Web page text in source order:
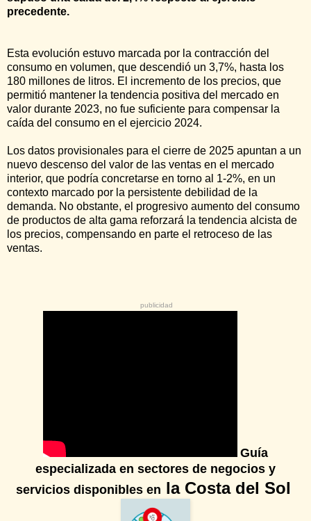
precedente.
Esta evolución estuvo marcada por la contracción del
consumo en volumen, que descendió un 3,7%, hasta los
180 millones de litros. El incremento de los precios, que
permitió mantener la tendencia positiva del mercado en
valor durante 2023, no fue suficiente para compensar la
caída del consumo en el ejercicio 2024.
Los datos provisionales para el cierre de 2025 apuntan a un
nuevo descenso del valor de las ventas en el mercado
interior, que podría concretarse en torno al 1-2%, en un
contexto marcado por la persistente debilidad de la
demanda. No obstante, el progresivo aumento del consumo
de productos de alta gama reforzará la tendencia alcista de
los precios, compensando en parte el retroceso de las
ventas.
publicidad
Guía
especializada en sectores de negocios y
servicios disponibles en la Costa del Sol